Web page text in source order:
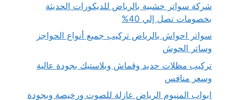
شركة سواتر خشبية بالرياض للديكورات الحديثة
بخصومات تصل إلي 40%
سواتر احواش بالرياض تركيب جميع أنواع الحواجز
وساتر الحوش
تركيب مظلات حديد وقماش وبلاستيك بجودة عالية
وسعر منافس
ابواب المنيوم الرياض عازلة للصوت ورخيصة وبجودة